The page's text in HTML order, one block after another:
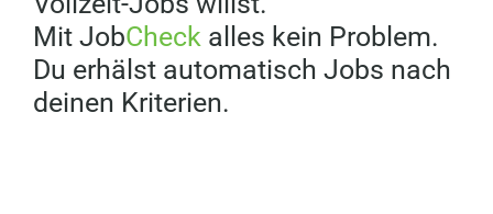
Wincasa AG
Opfikon
Augenarztpraxis Dr. Dishy AG,
Zweigniederlassung
Mit JobCheck alles kein Problem.
Du erhälst automatisch Jobs nach
deinen Kriterien.